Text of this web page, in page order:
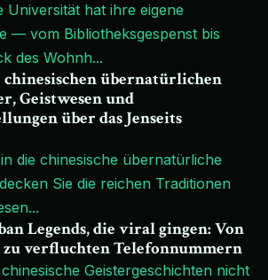
Universität hat ihre eigene
— vom Bibliotheksgespenst bis
des Wohnh...
übernatürlichen
Geistwesen und
über das Jenseits
die chinesische übernatürliche
Sie die reichen Traditionen
...
Legends, die viral gingen: Von
verfluchten Telefonnummern
Geistergeschichten nicht